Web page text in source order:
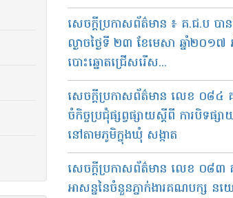
សេចក្ដី​ប្រកាស​ព័ត៌​មាន ៖ គ.ជ.ប បាន​
ល្ងាច​​ថ្ងៃទី ២៣ ខែ​មេសា ឆ្នាំ​២០១
បោះ​ឆ្នោត​ជ្រើស​រើស​...
សេច​ក្ដី​ប្រកាស​ព័ត៌មាន​ លេខ ០៨៤
ចំ​កិច្ច​ប្រជុំ​ផ្សព្វ​ផ្សាយ​ស្ដីពី ការ​បិទ​ផ្
នៅ​តាម​ភូមិ​ក្នុង​ឃុំ​ សង្កាត
សេចក្តី​ប្រកាស​​ព័ត៌មាន លេខ ០៨៣
អាសន្ន​នៃ​ចំនួន​ភ្នាក់​ងារ​គណបក្ស ​ន